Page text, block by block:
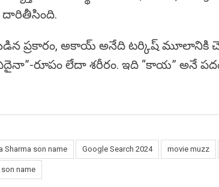
దారితీసింది.
ప్రకారం, అకాయ్ అనేది టర్కిష్ మూలానికి
రూపం లేదా శరీరం. ఇది “కాయ” అనే
Sharma son name Google Search 2024 movie muzz
name